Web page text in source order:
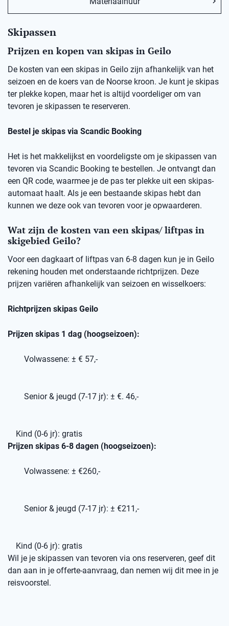
Skipassen
Prijzen en kopen van skipas in Geilo
De kosten van een skipas in Geilo zijn afhankelijk van het
seizoen en de koers van de Noorse kroon. Je kunt je skipas
ter plekke kopen, maar het is altijd voordeliger om van
tevoren je skipassen te reserveren.
Bestel je skipas via Scandic Booking
Het is het makkelijkst en voordeligste om je skipassen van
tevoren via Scandic Booking te bestellen. Je ontvangt dan
een QR code, waarmee je de pas ter plekke uit een skipas-
automaat haalt. Als je een bestaande skipas hebt dan
kunnen we deze ook van tevoren voor je opwaarderen.
Wat zijn de kosten van een skipas/ liftpas in
skigebied Geilo?
Voor een dagkaart of liftpas van 6-8 dagen kun je in Geilo
rekening houden met onderstaande richtprijzen. Deze
prijzen variëren afhankelijk van seizoen en wisselkoers:
Richtprijzen skipas Geilo
Prijzen skipas 1 dag (hoogseizoen):
Volwassene: ± € 57,-
Senior & jeugd (7-17 jr): ± €. 46,-
Kind (0-6 jr): gratis
Prijzen skipas 6-8 dagen (hoogseizoen):
Volwassene: ± €260,-
Senior & jeugd (7-17 jr): ± €211,-
Kind (0-6 jr): gratis
Wil je je skipassen van tevoren via ons reserveren, geef dit
dan aan in je offerte-aanvraag, dan nemen wij dit mee in je
reisvoorstel.